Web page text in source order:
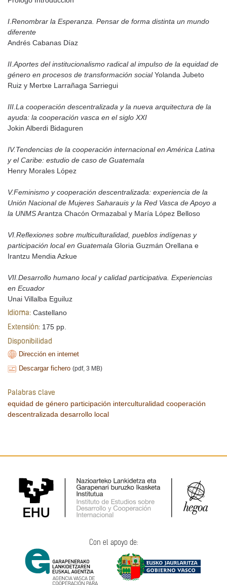
I.Renombrar la Esperanza. Pensar de forma distinta un mundo
diferente
Andrés Cabanas Díaz
II.Aportes del institucionalismo radical al impulso de la equidad de
género en procesos de transformación socialYolanda Jubeto
Ruiz y Mertxe Larrañaga Sarriegui
III.La cooperación descentralizada y la nueva arquitectura de la
ayuda: la cooperación vasca en el siglo XXI
Jokin Alberdi Bidaguren
IV.Tendencias de la cooperación internacional en América Latina
y el Caribe: estudio de caso de Guatemala
Henry Morales López
V.Feminismo y cooperación descentralizada: experiencia de la
Unión Nacional de Mujeres Saharauis y la Red Vasca de Apoyo a
la UNMSArantza Chacón Ormazabal y María López Belloso
VI.Reflexiones sobre multiculturalidad, pueblos indígenas y
participación local en Guatemala Gloria Guzmán Orellana e
Irantzu Mendia Azkue
VII.Desarrollo humano local y calidad participativa. Experiencias
en Ecuador
Unai Villalba Eguiluz
Idioma: Castellano
Extensión: 175 pp.
Disponibilidad
Dirección en internet
Descargar fichero (pdf, 3 MB)
Palabras clave
equidad de género participación interculturalidad cooperación
descentralizada desarrollo local
Con el apoyo de: